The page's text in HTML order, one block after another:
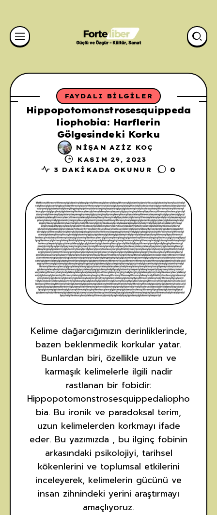
FAYDALI BILGILER
Hippopotomonstrosesquippeda
liophobia: Harflerin
Gölgesindeki Korku
NIŞAN AZIZ KOÇ
KASIM 29, 2023
3 DAKIKADA OKUNUR
0
Kelime dağarcığımızın derinliklerinde,
bazen beklenmedik korkular yatar.
Bunlardan biri, özellikle uzun ve
karmaşık kelimelerle ilgili nadir
rastlanan bir fobidir:
Hippopotomonstrosesquippedaliopho
bia. Bu ironik ve paradoksal terim,
uzun kelimelerden korkmayı ifade
eder. Bu yazımızda , bu ilginç fobinin
arkasındaki psikolojiyi, tarihsel
kökenlerini ve toplumsal etkilerini
inceleyerek, kelimelerin gücünü ve
insan zihnindeki yerini araştırmayı
amaçlıyoruz.